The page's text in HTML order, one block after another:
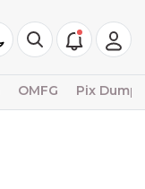
OMFG Pix Dump